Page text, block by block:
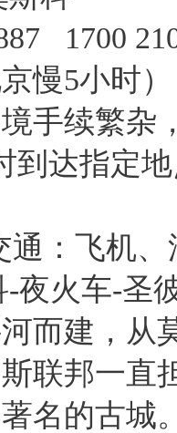
1700
比北
手续繁杂
到达指定
通：飞机、
-夜火车-圣
而建，从
联邦一直
名的古城